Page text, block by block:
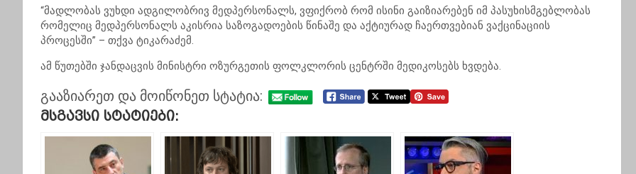
“მადლობას ვუხდი ადგილობრივ მედპერსონალს, ვფიქრობ რომ ისინი გაიზიარებენ იმ პასუხისმგებლობას
რომელიც მედპერსონალს აკისრია საზოგადოების წინაშე და აქტიურად ჩაერთვებიან ვაქცინაციის
პროცესში” – თქვა ტიკარაძემ.
ამ წუთებში ჯანდაცვის მინისტრი ოზურგეთის ფოლკლორის ცენტრში მედიკოსებს ხვდება.
გააზიარეთ და მოიწონეთ სტატია:
Მსგავსი Სტატიები: